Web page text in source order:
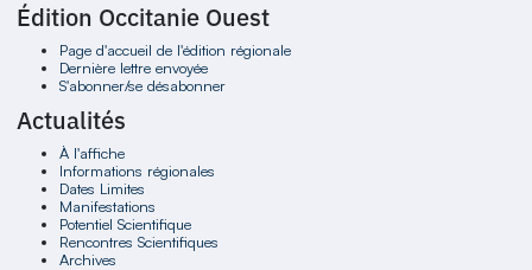
Édition Occitanie Ouest
Page d'accueil de l'édition régionale
Dernière lettre envoyée
S'abonner/se désabonner
Actualités
À l'affiche
Informations régionales
Dates Limites
Manifestations
Potentiel Scientifique
Rencontres Scientifiques
Archives